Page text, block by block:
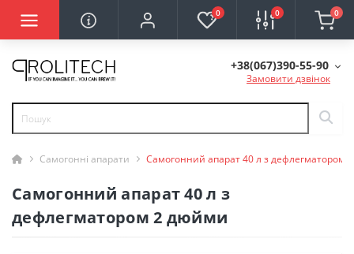
0 0 0
+38(067)390-55-90
Замовити дзвінок
Самогонні апарати Самогонний апарат 40 л з дефлегматором
Самогонний апарат 40 л з
дефлегматором 2 дюйми